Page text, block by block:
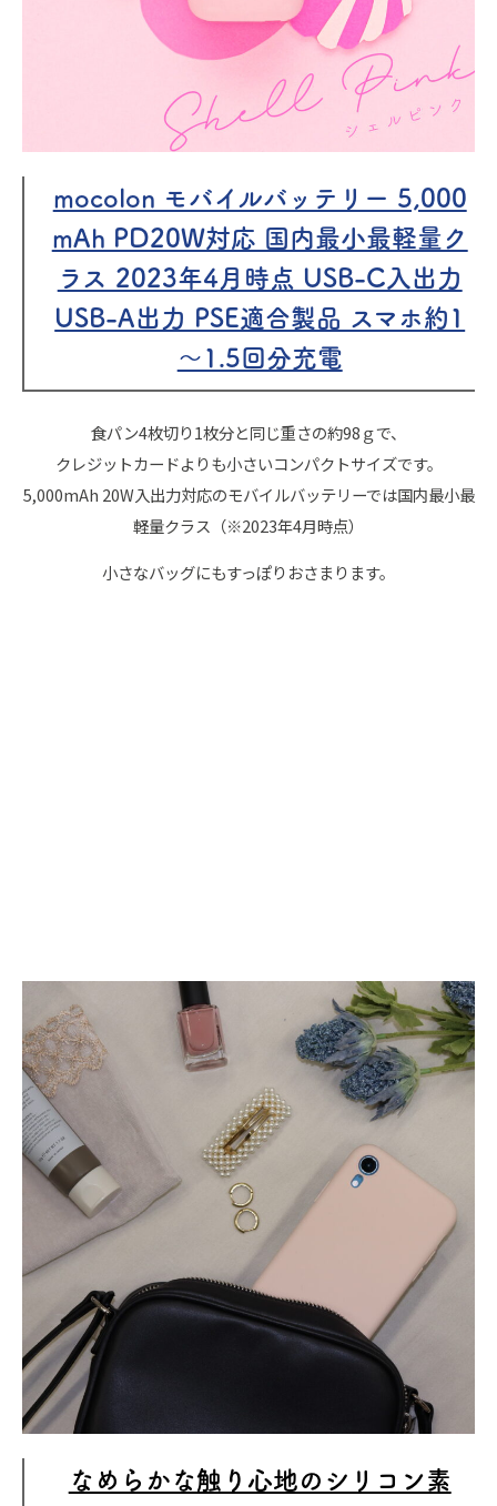
mocolon モバイルバッテリー 5,000
mAh PD20W対応 国内最小最軽量ク
ラス 2023年4月時点 USB-C入出力
USB-A出力 PSE適合製品 スマホ約1
～1.5回分充電
食パン4枚切り1枚分と同じ重さの約98ｇで、
クレジットカードよりも小さいコンパクトサイズです。
5,000mAh 20W入出力対応のモバイルバッテリーでは国内最小最
軽量クラス（※2023年4月時点）
小さなバッグにもすっぽりおさまります。
なめらかな触り心地のシリコン素